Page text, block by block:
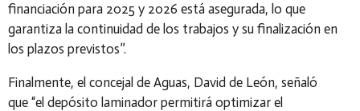
financiación para 2025 y 2026 está asegurada, lo que
garantiza la continuidad de los trabajos y su finalización en
los plazos previstos”.
Finalmente, el concejal de Aguas, David de León, señaló
que “el depósito laminador permitirá optimizar el